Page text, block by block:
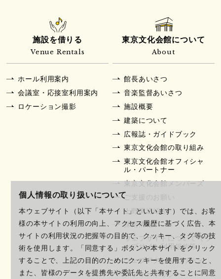
個人情報の取り扱いについて
本ウェブサイト（以下「本サイト」といいます）では、お客
様の本サイトの利用の向上、アクセス履歴に基づく広告、本
サイトの利用状況の把握等の目的で、クッキー、タグ等の技
術を使用します。「同意する」ボタンや本サイトをクリック
することで、上記の目的のためにクッキーを使用すること、
また、皆様のデータを提携先や委託先と共有することに同意
施設を借りる
Venue Rentals
ホール利用案内
会議室・応接室利用案内
ロケーション撮影
東京文化会館について
About
館長あいさつ
音楽監督あいさつ
施設概要
建築について
広報誌・ガイドブック
東京文化会館の取り組み
東京文化会館オフィシャ
ル・パートナー
東京文化会館メンバーズ
ご支援のお願い
上野周辺紹介
採用情報
ウェブサイトについて（ウ
ェブサイト利用規約等）
ウェブアクセシビリティ
クッキーポリシー